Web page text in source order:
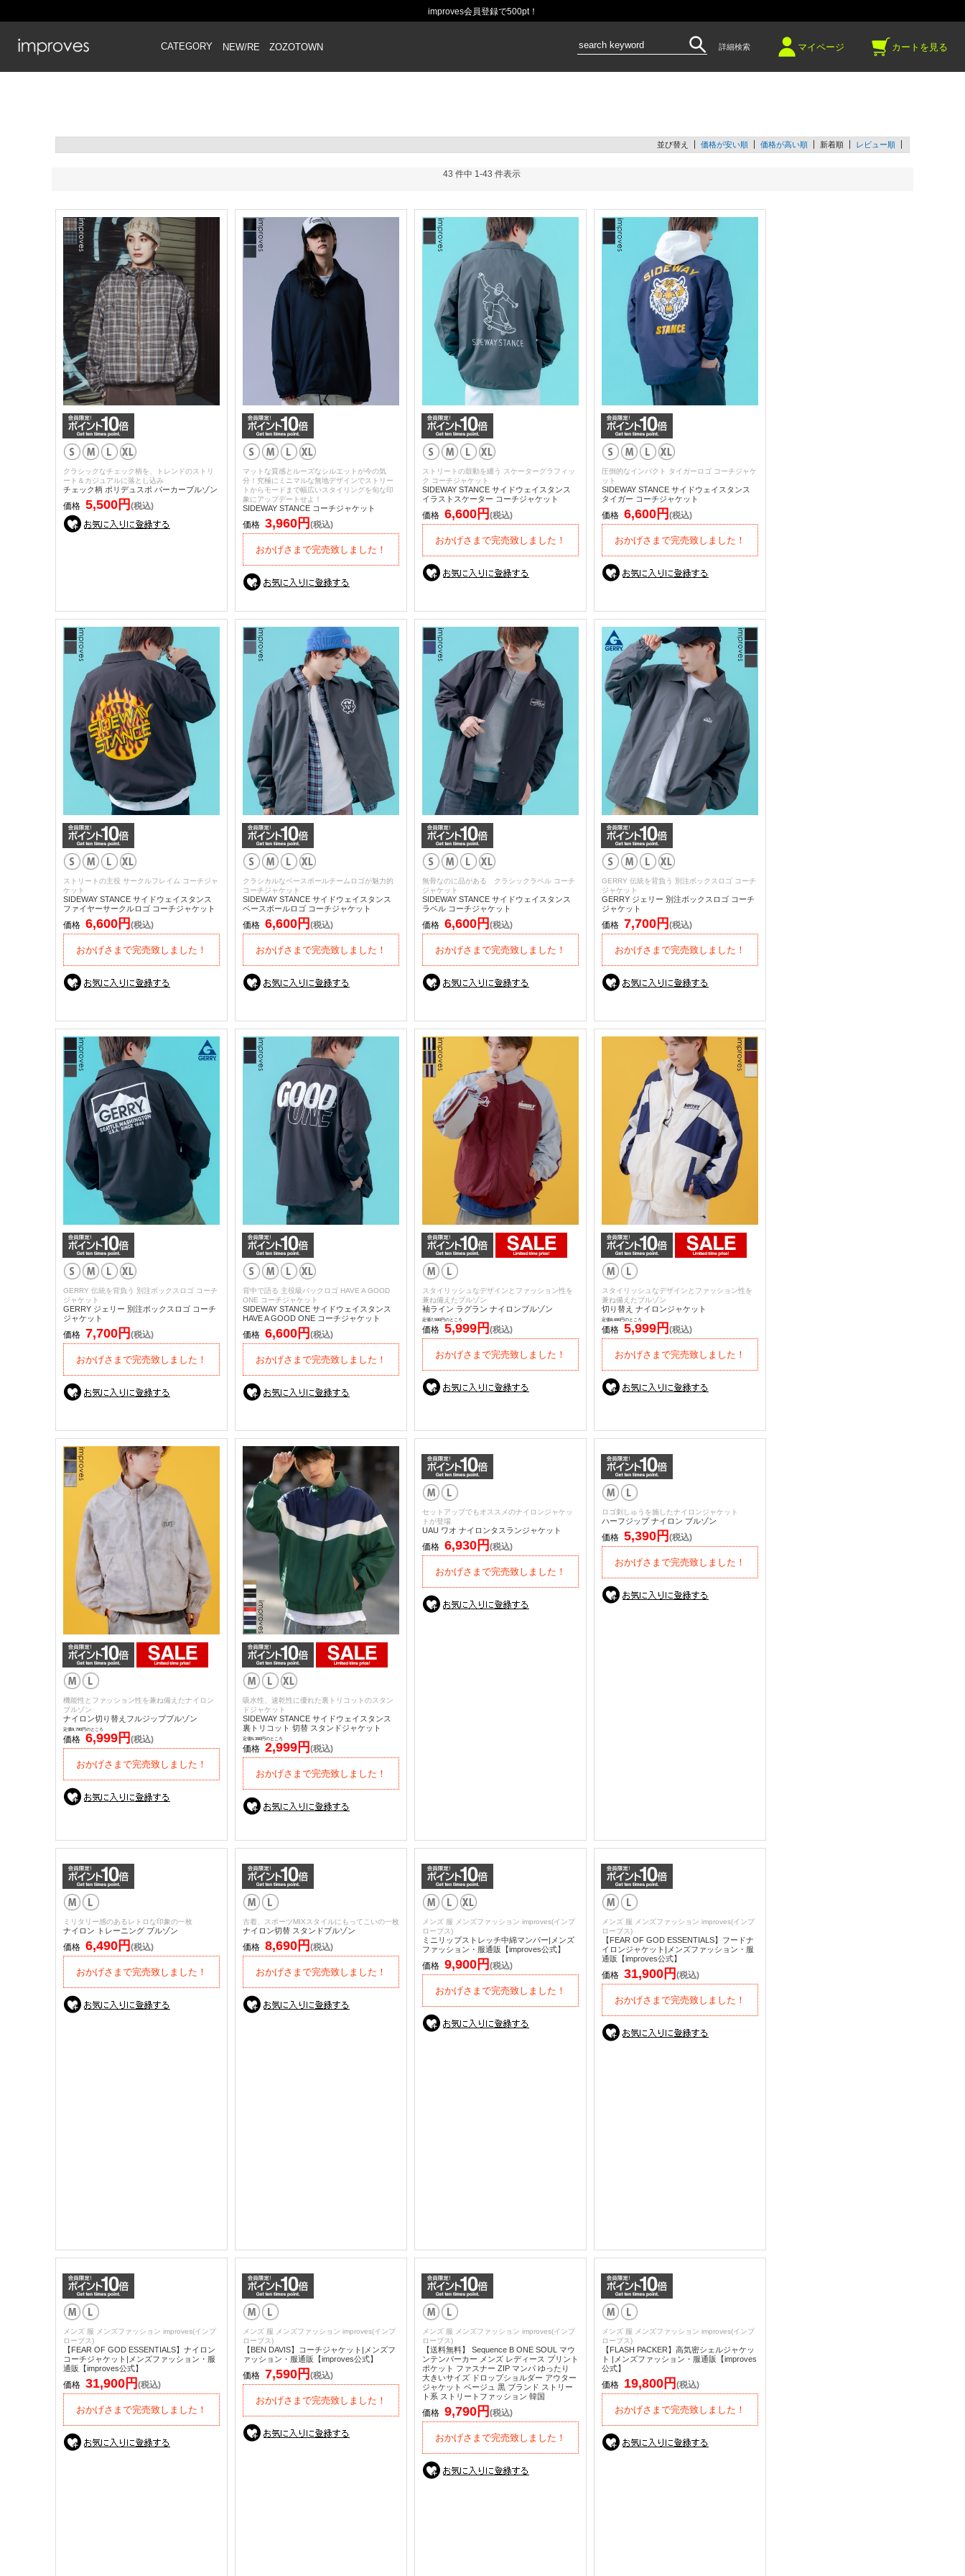
improves会員登録で500pt！
CATEGORY NEW/RE ZOZOTOWN 詳細検索 マイページ カートを見る
並び替え 価格が安い順 価格が高い順 新着順 レビュー順
43 件中 1-43 件表示
クラシックなチェック柄を、トレンドのストリ
ート＆カジュアルに落とし込み
チェック柄 ポリデュスポ パーカーブルゾン
価格 5,500円 (税込)
マットな質感とルーズなシルエットが今の気
分！究極にミニマルな無地デザインでストリー
トからモードまで幅広いスタイリングを旬な印
象にアップデートせよ！
SIDEWAY STANCE コーチジャケット
価格 3,960円 (税込)
おかげさまで完売致しました！
ストリートの鼓動を纏う スケーターグラフィッ
ク コーチジャケット
SIDEWAY STANCE サイドウェイスタンス
イラストスケーター コーチジャケット
価格 6,600円 (税込)
おかげさまで完売致しました！
圧倒的なインパクト タイガーロゴ コーチジャケ
ット
SIDEWAY STANCE サイドウェイスタンス
タイガー コーチジャケット
価格 6,600円 (税込)
おかげさまで完売致しました！
ストリートの主役 サークルフレイム コーチジャ
ケット
SIDEWAY STANCE サイドウェイスタンス
ファイヤーサークルロゴ コーチジャケット
価格 6,600円 (税込)
おかげさまで完売致しました！
クラシカルなベースボールチームロゴが魅力的
コーチジャケット
SIDEWAY STANCE サイドウェイスタンス
ベースボールロゴ コーチジャケット
価格 6,600円 (税込)
おかげさまで完売致しました！
無骨なのに品がある クラシックラベル コーチ
ジャケット
SIDEWAY STANCE サイドウェイスタンス
ラベル コーチジャケット
価格 6,600円 (税込)
おかげさまで完売致しました！
GERRY 伝統を背負う 別注ボックスロゴ コーチ
ジャケット
GERRY ジェリー 別注ボックスロゴ コーチ
ジャケット
価格 7,700円 (税込)
おかげさまで完売致しました！
GERRY 伝統を背負う 別注ボックスロゴ コーチ
ジャケット
GERRY ジェリー 別注ボックスロゴ コーチ
ジャケット
価格 7,700円 (税込)
おかげさまで完売致しました！
背中で語る 主役級バックロゴ HAVE A GOOD
ONE コーチジャケット
SIDEWAY STANCE サイドウェイスタンス
HAVE A GOOD ONE コーチジャケット
価格 6,600円 (税込)
おかげさまで完売致しました！
スタイリッシュなデザインとファッション性を
兼ね備えたブルゾン
袖ライン ラグラン ナイロンブルゾン
定価7,590円のところ
価格 5,999円 (税込)
おかげさまで完売致しました！
スタイリッシュなデザインとファッション性を
兼ね備えたブルゾン
切り替え ナイロンジャケット
定価8,690円のところ
価格 5,999円 (税込)
おかげさまで完売致しました！
機能性とファッション性を兼ね備えたナイロン
ブルゾン
ナイロン切り替えフルジップブルゾン
定価9,790円のところ
価格 6,999円 (税込)
おかげさまで完売致しました！
吸水性、速乾性に優れた裏トリコットのスタン
ドジャケット
SIDEWAY STANCE サイドウェイスタンス
裏トリコット 切替 スタンドジャケット
定価5,390円のところ
価格 2,999円 (税込)
おかげさまで完売致しました！
セットアップでもオススメのナイロンジャケッ
トが登場
UAU ワオ ナイロンタスランジャケット
価格 6,930円 (税込)
おかげさまで完売致しました！
ロゴ刺しゅうを施したナイロンジャケット
ハーフジップ ナイロン ブルゾン
価格 5,390円 (税込)
おかげさまで完売致しました！
ミリタリー感のあるレトロな印象の一枚
ナイロン トレーニング ブルゾン
価格 6,490円 (税込)
おかげさまで完売致しました！
古着、スポーツMIXスタイルにもってこいの一枚
ナイロン切替 スタンドブルゾン
価格 8,690円 (税込)
おかげさまで完売致しました！
メンズ 服 メンズファッション improves(インプ
ローブス)
ミニリップストレッチ中綿マンパー|メンズ
ファッション・服通販【improves公式】
価格 9,900円 (税込)
おかげさまで完売致しました！
メンズ 服 メンズファッション improves(インプ
ローブス)
【FEAR OF GOD ESSENTIALS】フードナ
イロンジャケット|メンズファッション・服
通販【improves公式】
価格 31,900円 (税込)
おかげさまで完売致しました！
メンズ 服 メンズファッション improves(インプ
ローブス)
【FEAR OF GOD ESSENTIALS】ナイロン
コーチジャケット|メンズファッション・服
通販【improves公式】
価格 31,900円 (税込)
おかげさまで完売致しました！
メンズ 服 メンズファッション improves(インプ
ローブス)
【BEN DAVIS】コーチジャケット|メンズフ
ァッション・服通販【improves公式】
価格 7,590円 (税込)
おかげさまで完売致しました！
メンズ 服 メンズファッション improves(インプ
ローブス)
【送料無料】 Sequence B ONE SOUL マウ
ンテンパーカー メンズ レディース プリント
ポケット ファスナー ZIP マンパ ゆったり
大きいサイズ ドロップショルダー アウター
ジャケット ベージュ 黒 ブランド ストリー
ト系 ストリートファッション 韓国
価格 9,790円 (税込)
おかげさまで完売致しました！
メンズ 服 メンズファッション improves(インプ
ローブス)
【FLASH PACKER】高気密シェルジャケッ
ト |メンズファッション・服通販【improves
公式】
価格 19,800円 (税込)
おかげさまで完売致しました！